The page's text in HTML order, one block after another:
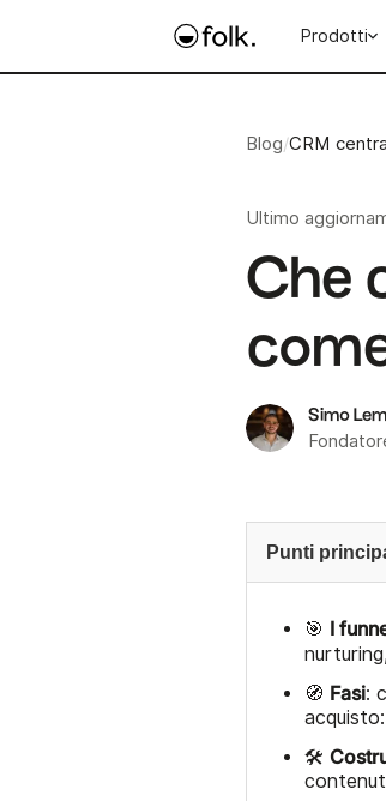
Prodotti
Blog/CRM
Ultimo
Che
Simo
Punti
🎯 I
🧭 Fasi:
🛠️